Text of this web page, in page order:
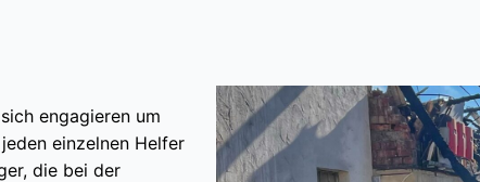
engagieren um
einzelnen Helfer
die bei der